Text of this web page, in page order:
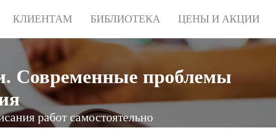
КЛИЕНТАМ БИБЛИОТЕКА ЦЕНЫ И АКЦИИ
Современные проблемы
работ самостоятельно